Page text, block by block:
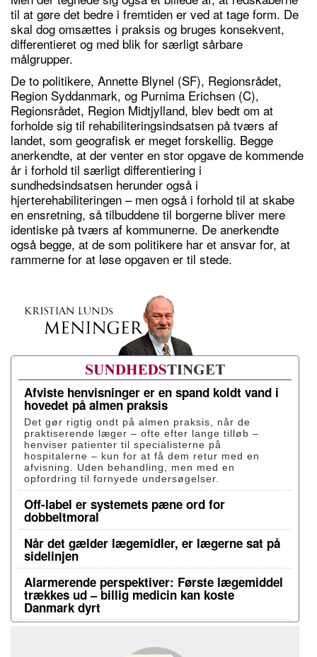
til at gøre det bedre i fremtiden er ved at tage form. De
skal dog omsættes i praksis og bruges konsekvent,
differentieret og med blik for særligt sårbare
målgrupper.
De to politikere, Annette Blynel (SF), Regionsrådet,
Region Syddanmark, og Purnima Erichsen (C),
Regionsrådet, Region Midtjylland, blev bedt om at
forholde sig til rehabiliteringsindsatsen på tværs af
landet, som geografisk er meget forskellig. Begge
anerkendte, at der venter en stor opgave de kommende
år i forhold til særligt differentiering i
sundhedsindsatsen herunder også i
hjerterehabiliteringen – men også i forhold til at skabe
en ensretning, så tilbuddene til borgerne bliver mere
identiske på tværs af kommunerne. De anerkendte
også begge, at de som politikere har et ansvar for, at
rammerne for at løse opgaven er til stede.
Afviste henvisninger er en spand koldt vand i
hovedet på almen praksis
Det gør rigtig ondt på almen praksis, når de
praktiserende læger – ofte efter lange tilløb –
henviser patienter til specialisterne på
hospitalerne – kun for at få dem retur med en
afvisning. Uden behandling, men med en
opfordring til fornyede undersøgelser.
Off-label er systemets pæne ord for
dobbeltmoral
Når det gælder lægemidler, er lægerne sat på
sidelinjen
Alarmerende perspektiver: Første lægemiddel
trækkes ud – billig medicin kan koste
Danmark dyrt